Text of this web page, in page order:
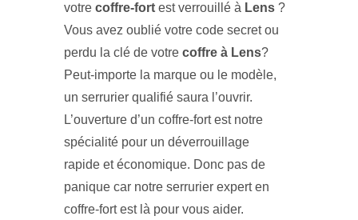
votre coffre-fort est verrouillé à Lens ?
Vous avez oublié votre code secret ou
perdu la clé de votre coffre à Lens?
Peut-importe la marque ou le modèle,
un serrurier qualifié saura l’ouvrir.
L’ouverture d’un coffre-fort est notre
spécialité pour un déverrouillage
rapide et économique. Donc pas de
panique car notre serrurier expert en
coffre-fort est là pour vous aider.